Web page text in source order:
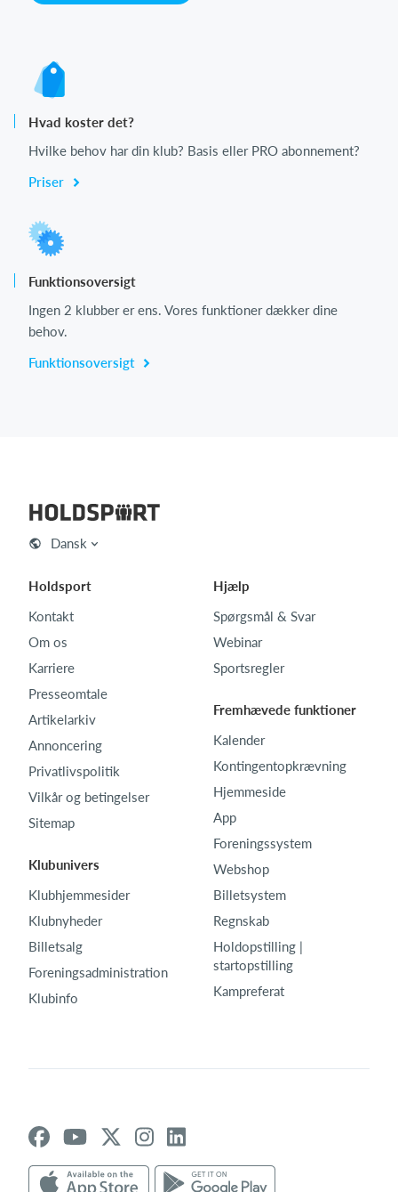
Hvad koster det?
Hvilke behov har din klub? Basis eller PRO abonnement?
Priser
Funktionsoversigt
Ingen 2 klubber er ens. Vores funktioner dækker dine
behov.
Funktionsoversigt
Dansk
Holdsport
Kontakt
Om os
Karriere
Presseomtale
Artikelarkiv
Annoncering
Privatlivspolitik
Vilkår og betingelser
Sitemap
Klubunivers
Klubhjemmesider
Klubnyheder
Billetsalg
Foreningsadministration
Klubinfo
Hjælp
Spørgsmål & Svar
Webinar
Sportsregler
Fremhævede funktioner
Kalender
Kontingentopkrævning
Hjemmeside
App
Foreningssystem
Webshop
Billetsystem
Regnskab
Holdopstilling |
startopstilling
Kampreferat